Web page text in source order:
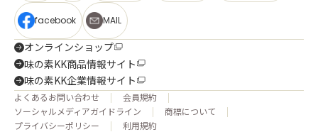
facebook MAIL
オンラインショップ
味の素KK商品情報サイト
味の素KK企業情報サイト
よくあるお問い合わせ
会員規約
ソーシャルメディアガイドライン
商標について
プライバシーポリシー
利用規約